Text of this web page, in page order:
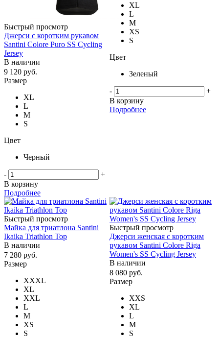
Быстрый просмотр
Джерси с коротким рукавом
Santini Colore Puro SS Cycling
Jersey
В наличии
9 120 руб.
Размер
XL
L
M
S
Цвет
Черный
-
+
В корзину
Подробнее
XL
L
M
XS
S
Цвет
Зеленый
-
+
В корзину
Подробнее
Быстрый просмотр
Майка для триатлона Santini
Ikaika Triathlon Top
В наличии
7 280 руб.
Размер
XXXL
XL
XXL
L
M
XS
S
Быстрый просмотр
Джерси женская с коротким
рукавом Santini Colore Riga
Women's SS Cycling Jersey
В наличии
8 080 руб.
Размер
XXS
XL
L
M
S